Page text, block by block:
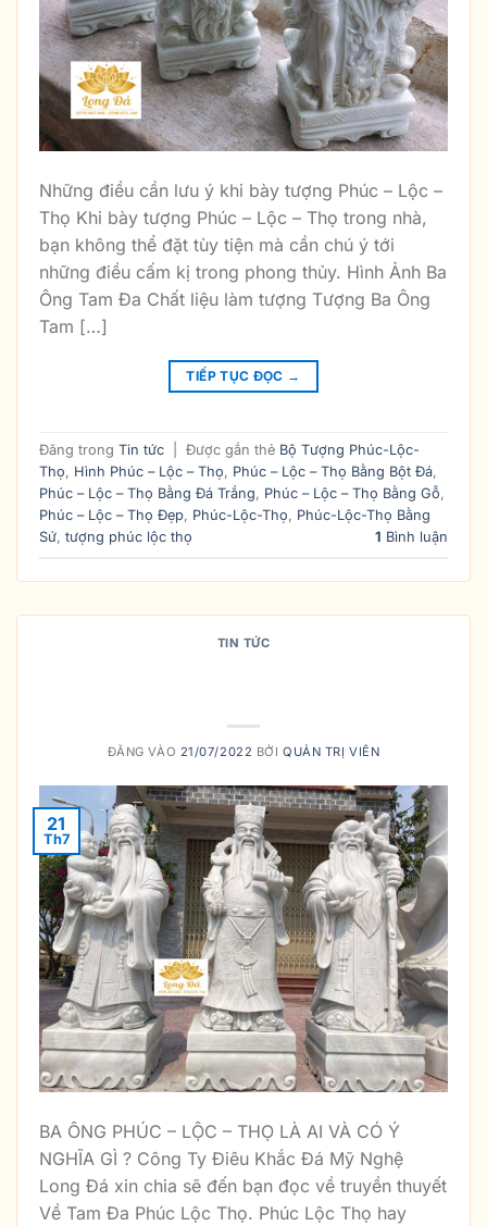
Những điều cần lưu ý khi bày tượng Phúc – Lộc –
Thọ Khi bày tượng Phúc – Lộc – Thọ trong nhà,
bạn không thể đặt tùy tiện mà cần chú ý tới
những điều cấm kị trong phong thủy. Hình Ảnh Ba
Ông Tam Đa Chất liệu làm tượng Tượng Ba Ông
Tam […]
TIẾP TỤC ĐỌC →
Đăng trong Tin tức Được gắn thẻ Bộ Tượng Phúc-Lộc-
Thọ, Hình Phúc – Lộc – Thọ, Phúc – Lộc – Thọ Bằng Bột Đá,
Phúc – Lộc – Thọ Bằng Đá Trắng, Phúc – Lộc – Thọ Bằng Gỗ,
Phúc – Lộc – Thọ Đẹp, Phúc-Lộc-Thọ, Phúc-Lộc-Thọ Bằng
Sứ, tượng phúc lộc thọ 1 Bình luận
TIN TỨC
ĐĂNG VÀO 21/07/2022 BỞIQUẢN TRỊ VIÊN
21
Th7
BA ÔNG PHÚC – LỘC – THỌ LÀ AI VÀ CÓ Ý
NGHĨA GÌ ? Công Ty Điêu Khắc Đá Mỹ Nghệ
Long Đá xin chia sẽ đến bạn đọc về truyền thuyết
Về Tam Đa Phúc Lộc Thọ. Phúc Lộc Thọ hay